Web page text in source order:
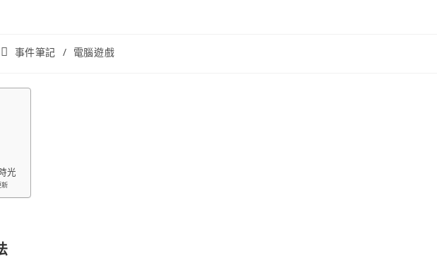
Post事件筆記 / 電腦遊戲
光